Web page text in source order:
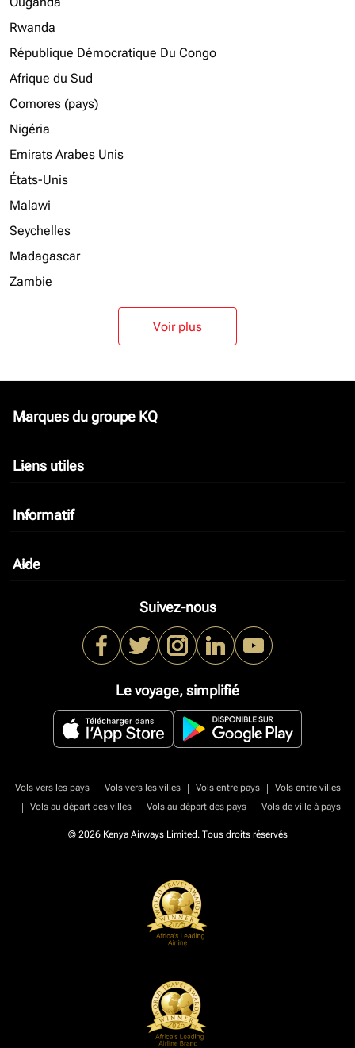
Rwanda
République Démocratique Du Congo
Afrique du Sud
Comores (pays)
Nigéria
Emirats Arabes Unis
États-Unis
Malawi
Seychelles
Madagascar
Zambie
Voir plus
Marques du groupe KQ
keyboard_arrow_down
Liens utiles
keyboard_arrow_down
Informatif
keyboard_arrow_down
Aide
keyboard_arrow_down
Suivez-nous
Le voyage, simplifié
Vols vers les pays | Vols vers les villes | Vols entre pays |
Vols entre villes
|
Vols au départ des villes | Vols au départ des pays | Vols de ville à pays
© 2026 Kenya Airways Limited. Tous droits réservés